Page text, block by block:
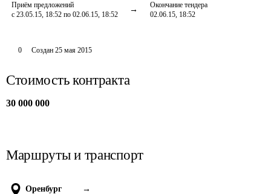
Приём предложений
с 23.05.15, 18:52 по 02.06.15, 18:52
Окончание тендера
02.06.15, 18:52
0 Создан 25 мая 2015
Стоимость контракта
30 000 000
Маршруты и транспорт
Оренбург →